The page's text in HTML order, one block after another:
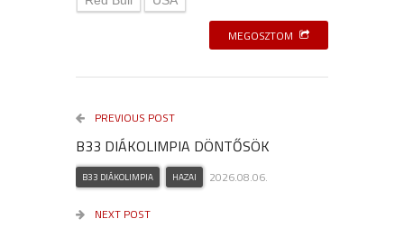
MEGOSZTOM
PREVIOUS POST
B33 DIÁKOLIMPIA DÖNTŐSÖK
B33 DIÁKOLIMPIA HAZAI 2026.08.06.
NEXT POST